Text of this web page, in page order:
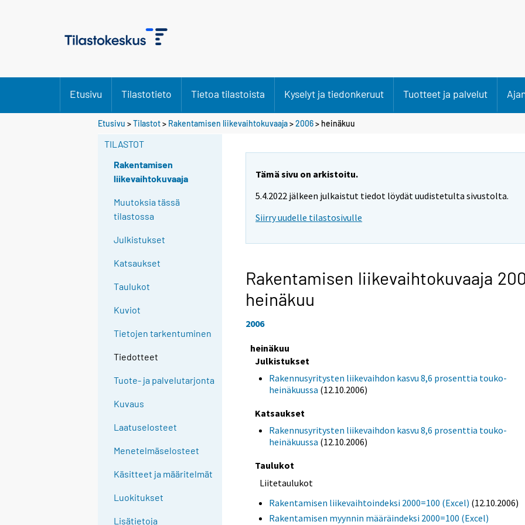
Etusivu Tilastotieto Tietoa tilastoista Kyselyt ja tiedonkeruut Tuotteet ja palvelut
Etusivu >Tilastot> Rakentamisen liikevaihtokuvaaja>2006> heinäkuu
TILASTOT
Rakentamisen
liikevaihtokuvaaja
Muutoksia tässä
tilastossa
Julkistukset
Katsaukset
Taulukot
Kuviot
Tietojen tarkentuminen
Tiedotteet
Tuote- ja palvelutarjonta
Kuvaus
Laatuselosteet
Menetelmäselosteet
Käsitteet ja määritelmät
Luokitukset
Lisätietoja
Tämä sivu on arkistoitu.
5.4.2022 jälkeen julkaistut tiedot löydät uudistetulta sivustolta.
Siirry uudelle tilastosivulle
Rakentamisen liikevaihtokuvaaja
heinäkuu
2006
heinäkuu
Julkistukset
Rakennusyritysten liikevaihdon kasvu 8,6 prosenttia touko-
heinäkuussa (12.10.2006)
Katsaukset
Rakennusyritysten liikevaihdon kasvu 8,6 prosenttia touko-
heinäkuussa (12.10.2006)
Taulukot
Liitetaulukot
Rakentamisen liikevaihtoindeksi 2000=100 (Excel) (12.10.2006)
Rakentamisen myynnin määräindeksi 2000=100 (Excel)